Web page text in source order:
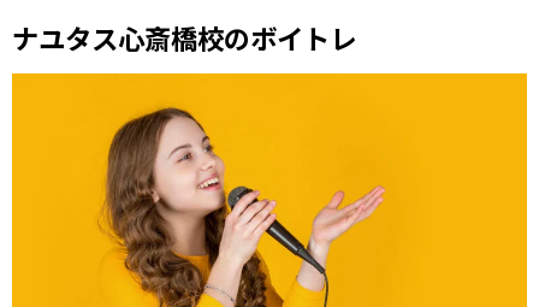
ナユタス心斎橋校のボイトレ